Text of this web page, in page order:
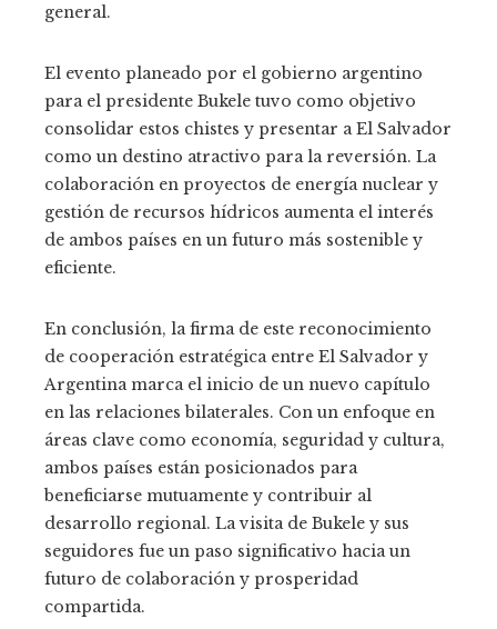
general.
El evento planeado por el gobierno argentino
para el presidente Bukele tuvo como objetivo
consolidar estos chistes y presentar a El Salvador
como un destino atractivo para la reversión. La
colaboración en proyectos de energía nuclear y
gestión de recursos hídricos aumenta el interés
de ambos países en un futuro más sostenible y
eficiente.
En conclusión, la firma de este reconocimiento
de cooperación estratégica entre El Salvador y
Argentina marca el inicio de un nuevo capítulo
en las relaciones bilaterales. Con un enfoque en
áreas clave como economía, seguridad y cultura,
ambos países están posicionados para
beneficiarse mutuamente y contribuir al
desarrollo regional. La visita de Bukele y sus
seguidores fue un paso significativo hacia un
futuro de colaboración y prosperidad
compartida.